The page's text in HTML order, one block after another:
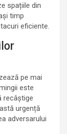
spațiile din
timp
eficiente.
pe mai
este
recâștige
urgență
adversarului